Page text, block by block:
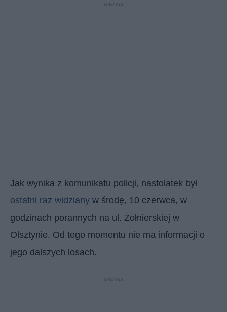
reklama
Jak wynika z komunikatu policji, nastolatek był
ostatni raz widziany w środę, 10 czerwca, w
godzinach porannych na ul. Żołnierskiej w
Olsztynie. Od tego momentu nie ma informacji o
jego dalszych losach.
reklama